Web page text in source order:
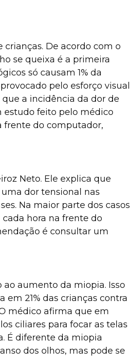
De acordo com o
se queixa é a primeira
só causam 1% da
pelo esforço visual
a incidência da dor de
estudo feito pelo médico
frente do computador,
Neto. Ele explica que
dor tensional nas
Na maior parte dos casos
hora na frente do
é consultar um
aumento da miopia. Isso
21% das crianças contra
médico afirma que em
ciliares para focar as telas
É diferente da miopia
dos olhos, mas pode se